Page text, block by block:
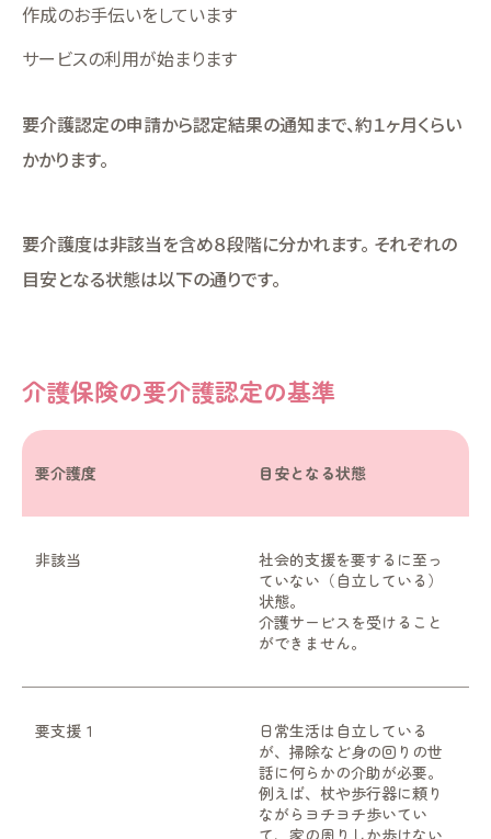
作成のお手伝いをしています
サービスの利用が始まります
要介護認定の申請から認定結果の通知まで、約１ヶ月くらい
かかります。
要介護度は非該当を含め８段階に分かれます。 それぞれの
目安となる状態は以下の通りです。
介護保険の要介護認定の基準
要介護度 目安となる状態
非該当
社会的支援を要するに至っ
ていない（自立している）
状態。
介護サービスを受けること
ができません。
要支援１
日常生活は自立している
が、掃除など身の回りの世
話に何らかの介助が必要。
例えば、杖や歩行器に頼り
ながらヨチヨチ歩いてい
て、家の周りしか歩けない